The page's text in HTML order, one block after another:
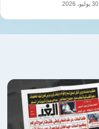
30 يوليو، 2026